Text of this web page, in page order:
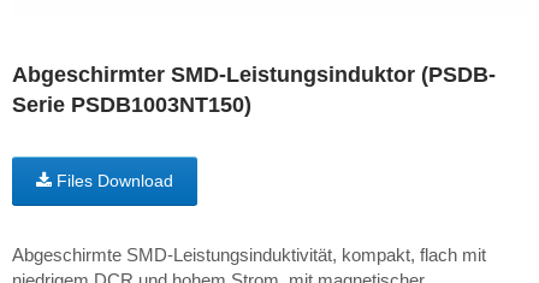
Abgeschirmter SMD-Leistungsinduktor (PSDB-
Serie PSDB1003NT150)
Files Download
Abgeschirmte SMD-Leistungsinduktivität, kompakt, flach mit